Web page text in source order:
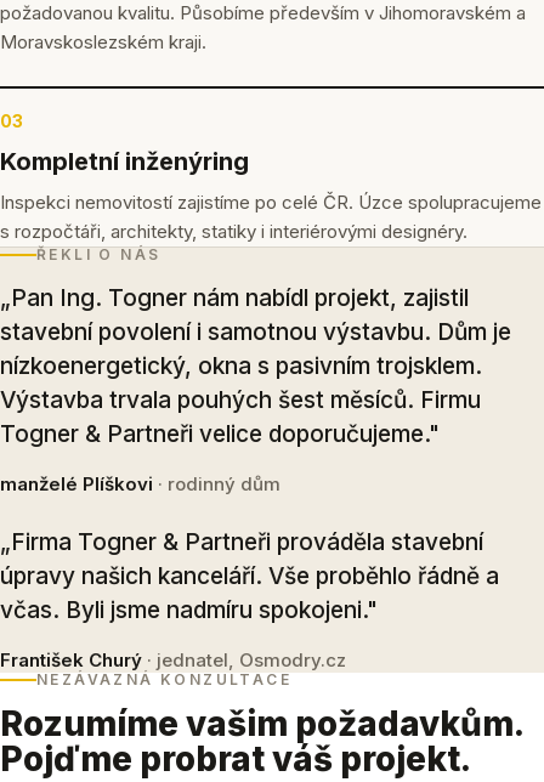
požadovanou kvalitu. Působíme především v Jihomoravském a
Moravskoslezském kraji.
03
Kompletní inženýring
Inspekci nemovitostí zajistíme po celé ČR. Úzce spolupracujeme
s rozpočtáři, architekty, statiky i interiérovými designéry.
ŘEKLI O NÁS
„Pan Ing. Togner nám nabídl projekt, zajistil
stavební povolení i samotnou výstavbu. Dům je
nízkoenergetický, okna s pasivním trojsklem.
Výstavba trvala pouhých šest měsíců. Firmu
Togner & Partneři velice doporučujeme."
manželé Plíškovi · rodinný dům
„Firma Togner & Partneři prováděla stavební
úpravy našich kanceláří. Vše proběhlo řádně a
včas. Byli jsme nadmíru spokojeni."
František Churý · jednatel, Osmodry.cz
NEZÁVAZNÁ KONZULTACE
Rozumíme vašim požadavkům.
Pojďme probrat váš projekt.